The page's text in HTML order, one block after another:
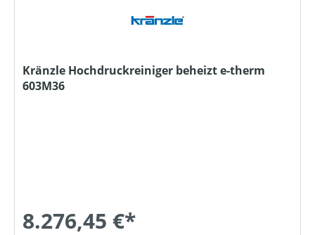
Kränzle Hochdruckreiniger beheizt e-therm
603M36
8.276,45 €*